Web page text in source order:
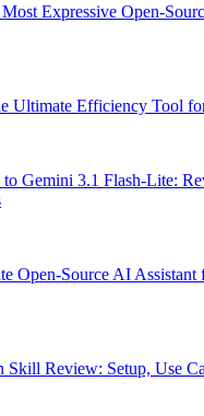
Expressive Open-
Ultimate Efficiency Tool
Gemini 3.1 Flash-Lite:
Open-Source AI Assistant
Skill Review: Setup, Use